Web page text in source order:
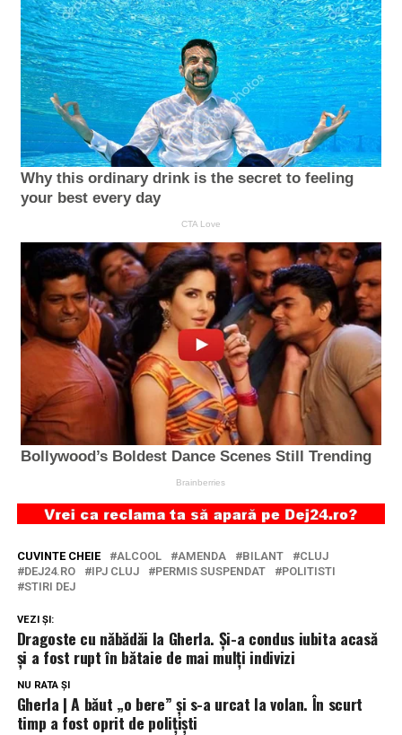
CUVINTE CHEIE ALCOOL AMENDA BILANT
CLUJ
DEJ24.RO
IPJ CLUJ PERMIS SUSPENDAT
POLITISTI
STIRI DEJ
VEZI ȘI:
Dragoste cu năbădăi la Gherla. Și-a condus iubita acasă
și a fost rupt în bătaie de mai mulți indivizi
NU RATA ȘI
Gherla | A băut „o bere” și s-a urcat la volan. În scurt
timp a fost oprit de polițiști